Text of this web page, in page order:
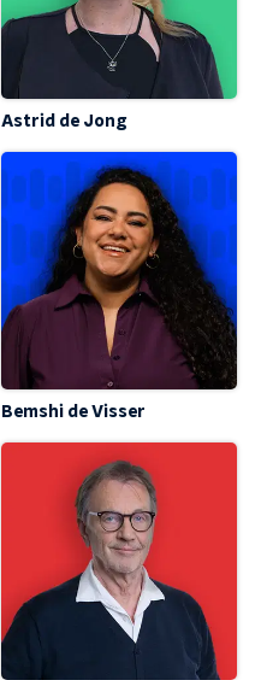
Astrid de Jong
Bemshi de Visser